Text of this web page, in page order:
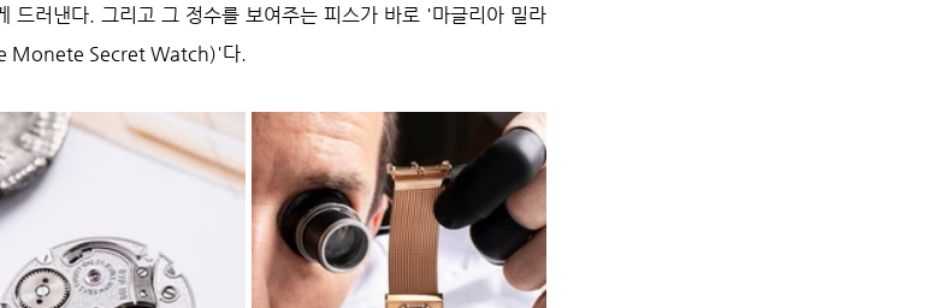
드러낸다. 그리고 그 정수를 보여주는 피스가 바로 '마글리아 밀라
Monete Secret Watch)'다.